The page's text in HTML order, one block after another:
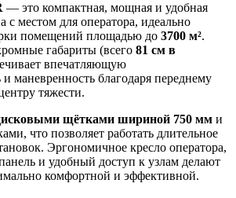
— это компактная, мощная и удобная
местом для оператора, идеально
помещений площадью до 3700 м².
габариты (всего 81 см в
впечатляющую
и маневренность благодаря переднему
тяжести.
щётками шириной 750 мм и
что позволяет работать длительное
Эргономичное кресло оператора,
и удобный доступ к узлам делают
комфортной и эффективной.